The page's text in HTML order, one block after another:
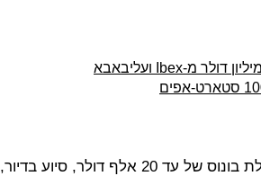
המשרות מגיעות עם שורה של הטבות הכוללת בונוס של עד 20 אלף דולר, סיוע בדיור,